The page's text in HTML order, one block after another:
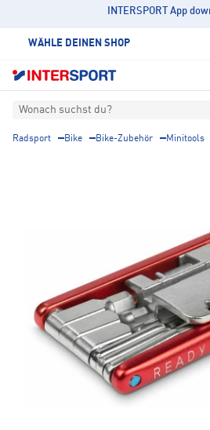
INTERSPORT App
WÄHLE DEINEN SHOP
Wonach suchst du?
Radsport Bike Bike-Zubehör Minitools